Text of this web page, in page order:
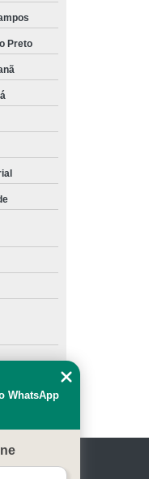
Preto
WhatsApp